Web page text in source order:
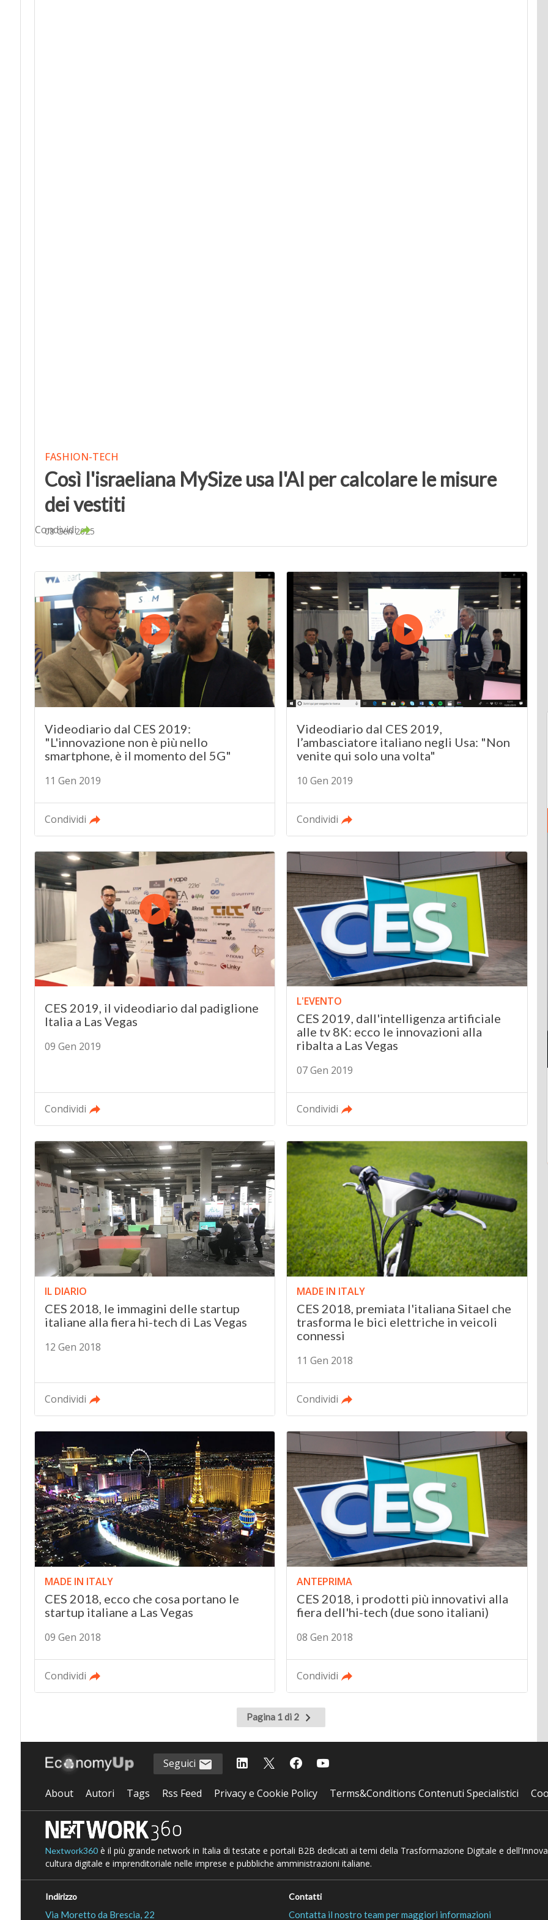
FASHION-TECH
Così l'israeliana MySize usa l'AI per calcolare le misure
dei vestiti
08 Gen 2025
Condividi
Videodiario dal CES 2019:
"L'innovazione non è più nello
smartphone, è il momento del 5G"
11 Gen 2019
Condividi
Videodiario dal CES 2019,
l’ambasciatore italiano negli Usa: "Non
venite qui solo una volta"
10 Gen 2019
Condividi
CES 2019, il videodiario dal padiglione
Italia a Las Vegas
09 Gen 2019
Condividi
L'EVENTO
CES 2019, dall'intelligenza artificiale
alle tv 8K: ecco le innovazioni alla
ribalta a Las Vegas
07 Gen 2019
Condividi
IL DIARIO
CES 2018, le immagini delle startup
italiane alla fiera hi-tech di Las Vegas
12 Gen 2018
Condividi
MADE IN ITALY
CES 2018, premiata l'italiana Sitael che
trasforma le bici elettriche in veicoli
connessi
11 Gen 2018
Condividi
MADE IN ITALY
CES 2018, ecco che cosa portano le
startup italiane a Las Vegas
09 Gen 2018
Condividi
ANTEPRIMA
CES 2018, i prodotti più innovativi alla
fiera dell'hi-tech (due sono italiani)
08 Gen 2018
Condividi
Pagina 1 di 2
Pagina
successiva
Seguici
About Autori Tags Rss Feed Privacy e Cookie Policy Terms&Conditions Contenuti Specialistici
Nextwork360è il più grande network in Italia di testate e portali B2B dedicati ai temi della Trasformazione Digitale e
cultura digitale e imprenditoriale nelle imprese e pubbliche amministrazioni italiane.
Indirizzo
Via Moretto da Brescia, 22
Contatti
Contatta il nostro team per maggiori informazioni